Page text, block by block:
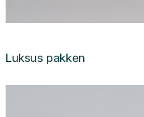
Luksus pakken